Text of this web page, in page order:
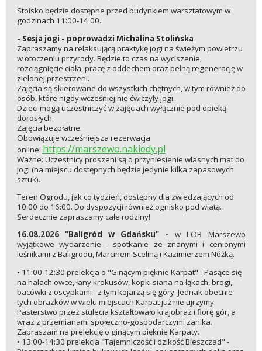
Stoisko będzie dostępne przed budynkiem warsztatowym w
godzinach 11:00-14:00.
- Sesja jogi - poprowadzi Michalina Stolińska
Zapraszamy na relaksującą praktykę jogi na świeżym powietrzu
w otoczeniu przyrody. Będzie to czas na wyciszenie,
rozciągnięcie ciała, pracę z oddechem oraz pełną regenerację w
zielonej przestrzeni.
Zajęcia są skierowane do wszystkich chętnych, w tym również do
osób, które nigdy wcześniej nie ćwiczyły jogi.
Dzieci mogą uczestniczyć w zajęciach wyłącznie pod opieką
dorosłych.
Zajęcia bezpłatne.
Obowiązuje wcześniejsza rezerwacja
online: https://marszewo.nakiedy.pl
Ważne: Uczestnicy proszeni są o przyniesienie własnych mat do
jogi (na miejscu dostępnych będzie jedynie kilka zapasowych
sztuk).
Teren Ogrodu, jak co tydzień, dostępny dla zwiedzających od
10:00 do 16:00. Do dyspozycji również ognisko pod wiatą.
Serdecznie zapraszamy całe rodziny!
16.08.2026 "Baligród w Gdańsku" - w LOB Marszewo
wyjątkowe wydarzenie - spotkanie ze znanymi i cenionymi
leśnikami z Baligrodu, Marcinem Sceliną i Kazimierzem Nóżką.
• 11:00-12:30 prelekcja o "Ginącym pięknie Karpat" - Pasące się
na halach owce, łany krokusów, kopki siana na łąkach, brogi,
bacówki z oscypkami - z tym kojarzą się góry. Jednak obecnie
tych obrazków w wielu miejscach Karpat już nie ujrzymy.
Pasterstwo przez stulecia kształtowało krajobraz i florę gór, a
wraz z przemianami społeczno-gospodarczymi zanika.
Zapraszam na prelekcję o ginącym pięknie Karpaty.
• 13:00-14:30 prelekcja "Tajemniczość i dzikość Bieszczad" -